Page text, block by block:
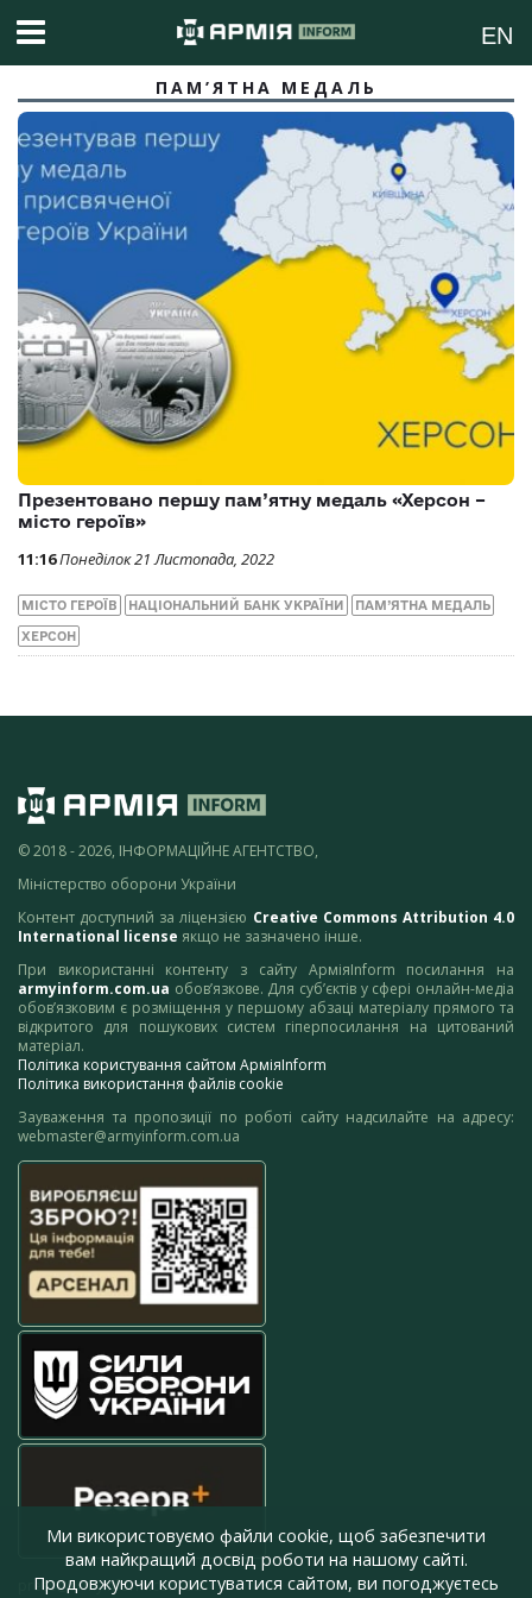
EN
ПАМ’ЯТНА МЕДАЛЬ
Презентовано першу пам’ятну медаль «Херсон –
місто героїв»
11:16Понеділок 21 Листопада, 2022
МІСТО ГЕРОЇВ НАЦІОНАЛЬНИЙ БАНК УКРАЇНИ ПАМ’ЯТНА МЕДАЛЬ
ХЕРСОН
© 2018 - 2026, ІНФОРМАЦІЙНЕ АГЕНТСТВО,
Міністерство оборони України
Контент доступний за ліцензією Creative Commons Attribution 4.0
International license якщо не зазначено інше.
При використанні контенту з сайту АрміяInform посилання на
armyinform.com.ua обов’язкове. Для суб’єктів у сфері онлайн-медіа
обов’язковим є розміщення у першому абзаці матеріалу прямого та
відкритого для пошукових систем гіперпосилання на цитований
матеріал.
Політика користування сайтом АрміяInform
Політика використання файлів cookie
Зауваження та пропозиції по роботі сайту надсилайте на адресу:
webmaster@armyinform.com.ua
press@armyinform.com.ua
Ми використовуємо файли cookie, щоб забезпечити
вам найкращий досвід роботи на нашому сайті.
Продовжуючи користуватися сайтом, ви погоджуєтесь